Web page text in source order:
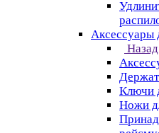
Аксессуары
Назад
Ключи
Ножи